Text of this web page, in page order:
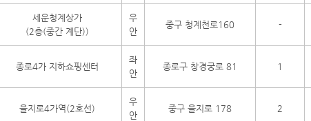
세운청계상가
(2층(중간 계단))
우
안
중구 청계천로160 -
종로4가 지하쇼핑센터
좌
안
종로구 창경궁로 81 1
을지로4가역(2호선)
우
안
중구 을지로 178 2